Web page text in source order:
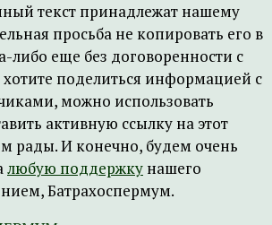
текст принадлежат нашему
просьба не копировать его в
либо еще без договоренности с
хотите поделиться информацией с
можно использовать
активную ссылку на этот
рады. И конечно, будем очень
любую поддержку нашего
Батрахоспермум.